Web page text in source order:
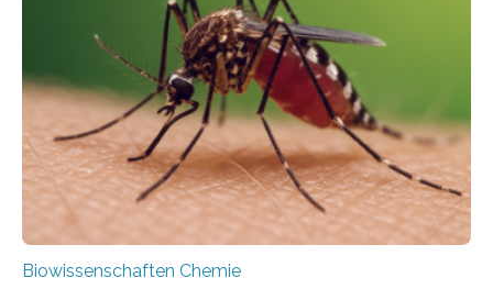
lebten. Unter den Vorfahren sticht eine Gruppe heraus,
die noch heute in der Natur vorkommt: die
Süßwasseralge Coleochaetophyceae. Einige Arten
dieser Gruppe bilden aus Zellfäden dichte Geflechte
mit scheibenförmiger Gestalt. Was auffällig ist: Die
nächsten…
Biowissenschaften Chemie